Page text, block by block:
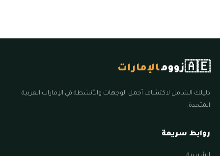
🇦🇪زوومالإمارات
دليلك الشامل لاكتشاف أجمل الوجهات والأنشطة في الإمارات العربية
المتحدة.
روابط سريعة